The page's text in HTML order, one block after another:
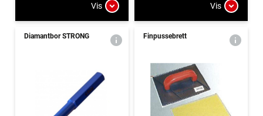
Vis Vis
Diamantbor STRONG Finpussebrett